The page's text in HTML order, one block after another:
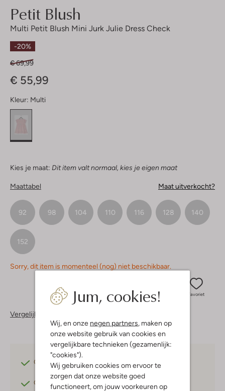
Jum, cookies!
Wij, en onze negen partners, maken op
onze website gebruik van cookies en
vergelijkbare technieken (gezamenlijk:
"cookies").
Wij gebruiken cookies om ervoor te
zorgen dat onze website goed
functioneert, om jouw voorkeuren op
Petit Blush
Multi Petit Blush Mini Jurk Julie Dress Check
-20%
€ 69,99
€ 55,99
Kleur: Multi
Kies je maat: Dit item valt normaal, kies je eigen maat
Maattabel Maat uitverkocht?
92 98 104 110 116 128 140
152
Sorry, dit item is momenteel (nog) niet beschikbaar.
Favoriet
Vergelijkbare items
Gratis verzending vanaf €75,-
Gratis retourneren binnen 30 dagen*